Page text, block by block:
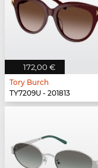
172,00 €
Tory Burch
TY7209U - 201813